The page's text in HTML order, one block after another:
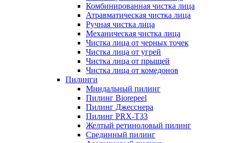
Комбинированная чистка лица
Атравматическая чистка лица
Ручная чистка лица
Механическая чистка лица
Чистка лица от черных точек
Чистка лица от угрей
Чистка лица от прыщей
Чистка лица от комедонов
Пилинги
Миндальный пилинг
Пилинг Biorepeel
Пилинг Джесснера
Пилинг PRX-T33
Желтый ретиноловый пилинг
Срединный пилинг